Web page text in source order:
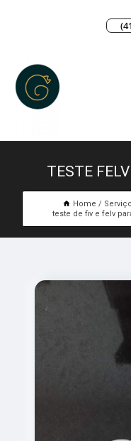
TESTE
Home
teste de fiv e felv